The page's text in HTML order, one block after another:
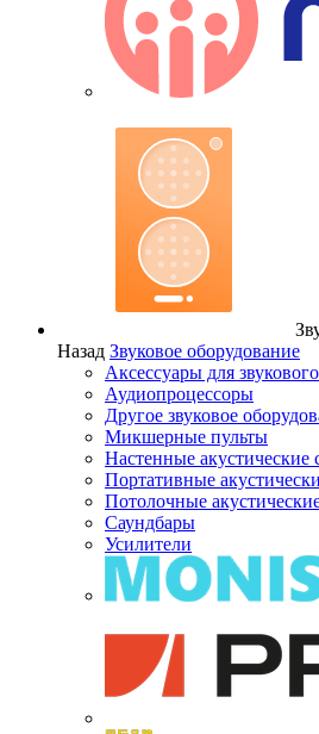
Назад Звуковое оборудование
Аксессуары для
Аудиопроцессоры
Другое звуковое
Микшерные пульты
Настенные акустические
Портативные
Потолочные
Саундбары
Усилители